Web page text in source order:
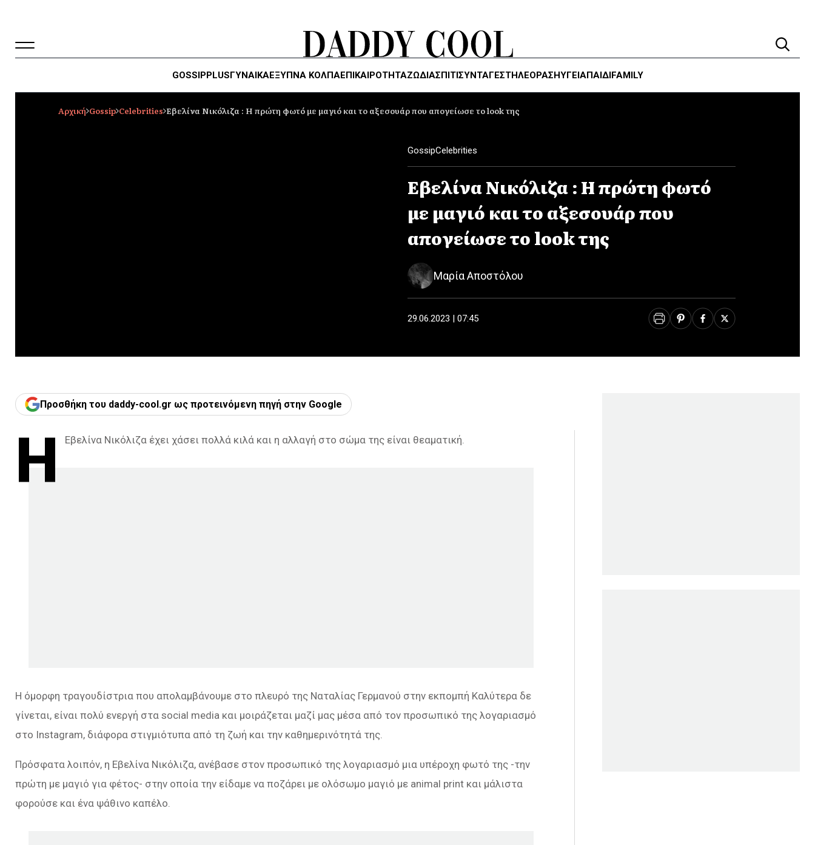
GOSSIPPLUSΓΥΝΑΙΚΑΈΞΥΠΝΑ ΚΌΛΠΑΕΠΙΚΑΙΡΟΤΗΤΑΖΏΔΙΑΣΠΙΤΙΣΥΝΤΑΓΕΣΤΗΛΕΌΡΑΣΗΥΓΕΊΑΠΑΙΔΙFAMILY
Αρχική Gossip Celebrities Εβελίνα Νικόλιζα : H πρώτη φωτό με μαγιό και το αξεσουάρ που απογείωσε το look της
GossipCelebrities
Εβελίνα Νικόλιζα : H πρώτη φωτό
με μαγιό και το αξεσουάρ που
απογείωσε το look της
Μαρία Αποστόλου
29.06.2023 | 07:45
Προσθήκη του daddy-cool.gr ως προτεινόμενη πηγή στην Google
Η Εβελίνα Νικόλιζα έχει χάσει πολλά κιλά και η αλλαγή στο σώμα της είναι θεαματική.
Η όμορφη τραγουδίστρια που απολαμβάνουμε στο πλευρό της Ναταλίας Γερμανού στην εκπομπή Καλύτερα δε
γίνεται, είναι πολύ ενεργή στα social media και μοιράζεται μαζί μας μέσα από τον προσωπικό της λογαριασμό
στο Instagram, διάφορα στιγμιότυπα από τη ζωή και την καθημερινότητά της.
Πρόσφατα λοιπόν, η Εβελίνα Νικόλιζα, ανέβασε στον προσωπικό της λογαριασμό μια υπέροχη φωτό της -την
πρώτη με μαγιό για φέτος- στην οποία την είδαμε να ποζάρει με ολόσωμο μαγιό με animal print και μάλιστα
φορούσε και ένα ψάθινο καπέλο.